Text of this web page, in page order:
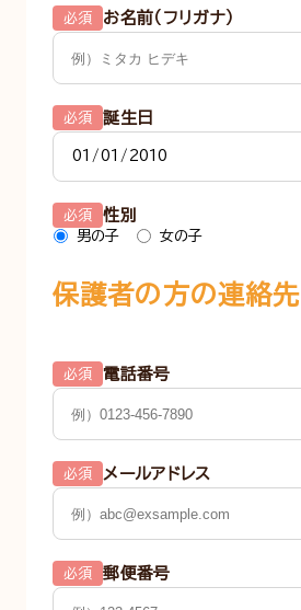
必須 お名前（フリガナ）
必須 誕生日
必須 性別
男の子 女の子
保護者の方の連絡先
必須 電話番号
必須 メールアドレス
必須 郵便番号